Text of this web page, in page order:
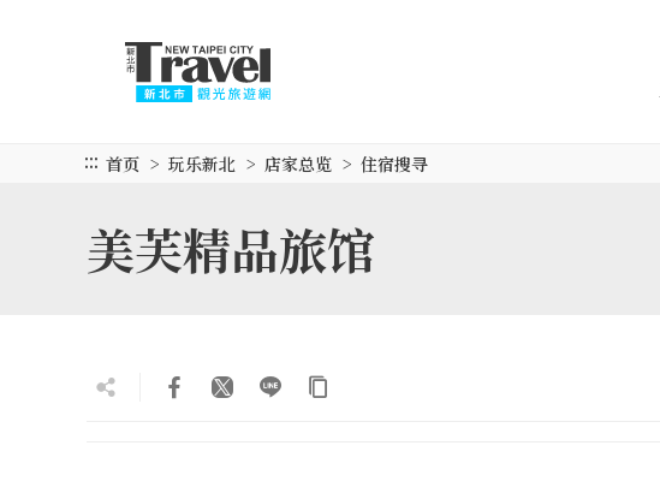
::: 首页 玩乐新北 店家总览 住宿搜寻
美芙精品旅馆